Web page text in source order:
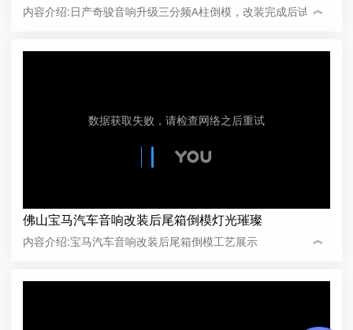
内容介绍:日产奇骏音响升级三分频A柱倒模，改装完成后试听
︽
佛山宝马汽车音响改装后尾箱倒模灯光璀璨
内容介绍:宝马汽车音响改装后尾箱倒模工艺展示 ︽